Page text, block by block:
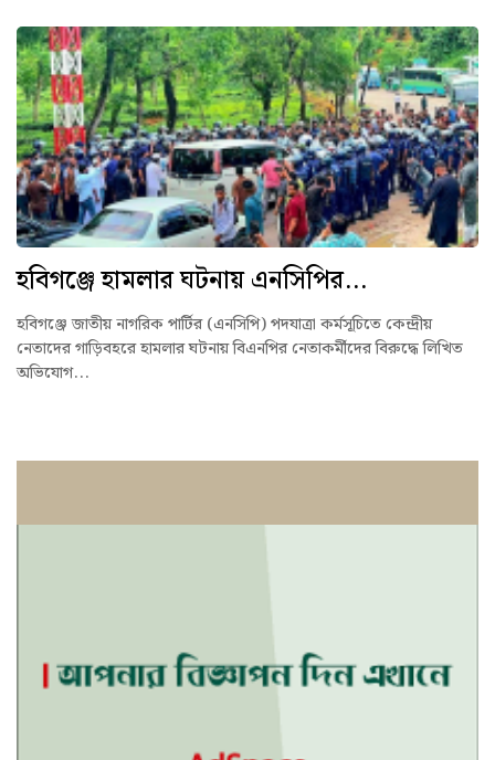
হবিগঞ্জে হামলার ঘটনায় এনসিপির...
হবিগঞ্জে জাতীয় নাগরিক পার্টির (এনসিপি) পদযাত্রা কর্মসূচিতে কেন্দ্রীয়
নেতাদের গাড়িবহরে হামলার ঘটনায় বিএনপির নেতাকর্মীদের বিরুদ্ধে লিখিত
অভিযোগ...